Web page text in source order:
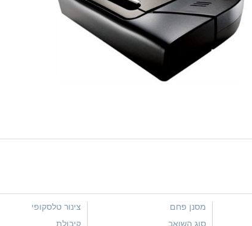
מסנן פחם
סוג השואב
צינור טלסקופי
קיבולת